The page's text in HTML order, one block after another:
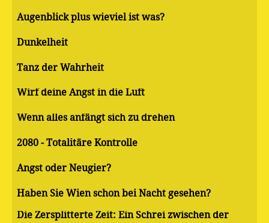
Augenblick plus wieviel ist was?
Dunkelheit
Tanz der Wahrheit
Wirf deine Angst in die Luft
Wenn alles anfängt sich zu drehen
2080 - Totalitäre Kontrolle
Angst oder Neugier?
Haben Sie Wien schon bei Nacht gesehen?
Die Zersplitterte Zeit: Ein Schrei zwischen der